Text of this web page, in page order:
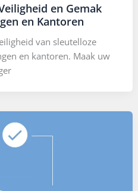
en Gemak
en Kantoren
van sleutelloze
en kantoren. Maak uw